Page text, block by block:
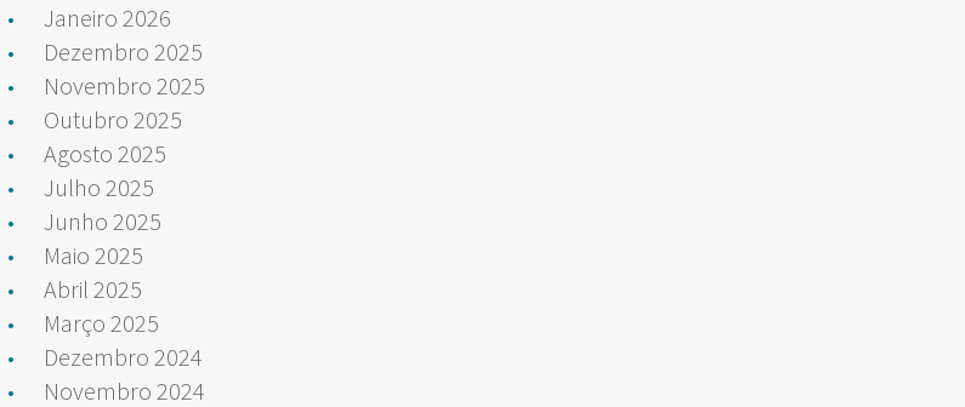
Janeiro 2026
Dezembro 2025
Novembro 2025
Outubro 2025
Agosto 2025
Julho 2025
Junho 2025
Maio 2025
Abril 2025
Março 2025
Dezembro 2024
Novembro 2024